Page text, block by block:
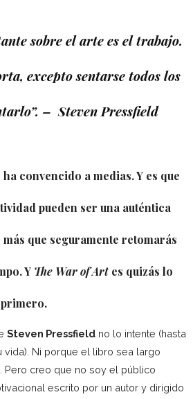
sobre el arte es el trabajo.
excepto sentarse todos los
. – Steven Pressfield
convencido a medias. Y es que
pueden ser una auténtica
que seguramente retomarás
Y The War of Artes quizás lo
primero.
Steven Pressfield no lo intente (hasta
vida). Ni porque el libro sea largo
Pero creo que no soy el público
escrito por un autor y dirigido